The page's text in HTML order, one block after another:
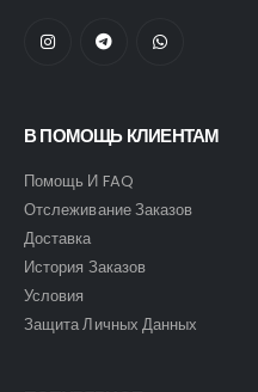
В ПОМОЩЬ КЛИЕНТАМ
Помощь И FAQ
Отслеживание Заказов
Доставка
История Заказов
Условия
Защита Личных Данных